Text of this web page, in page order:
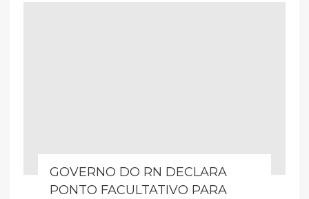
GOVERNO DO RN DECLARA
PONTO FACULTATIVO PARA